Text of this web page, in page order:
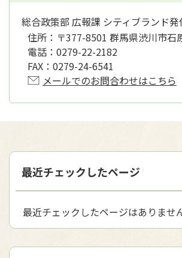
総合政策部 広報課 シティブランド発
住所： 〒377-8501 群馬県渋川市石
電話： 0279-22-2182
FAX： 0279-24-6541
メールでのお問合わせはこちら
最近チェックしたページ
最近チェックしたページはありませ